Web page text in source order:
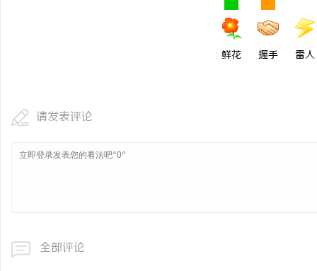
鲜花 握手 雷人
请发表评论
全部评论